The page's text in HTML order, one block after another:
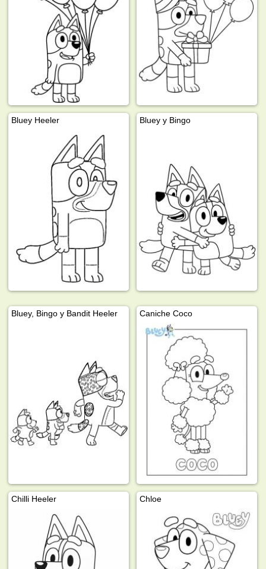
Bluey Heeler Bluey y Bingo
Bluey, Bingo y Bandit Heeler Caniche Coco
Chilli Heeler Chloe